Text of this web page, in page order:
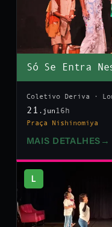
Só Se Entra
Coletivo Deriva ·
21 .jun 16h
Praça Nishinomiya
MAIS DETALHES →
L